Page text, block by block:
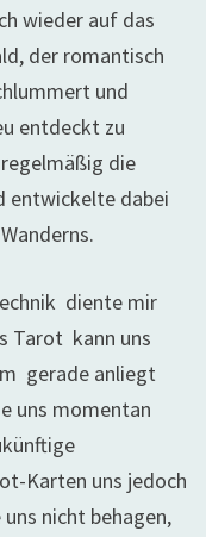
wieder auf das
der romantisch
und
entdeckt zu
die
entwickelte dabei
diente mir
Tarot kann uns
gerade anliegt
uns momentan
Karten uns jedoch
nicht behagen,